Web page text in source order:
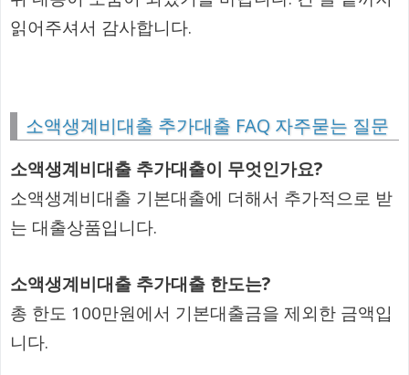
읽어주셔서 감사합니다.
소액생계비대출 추가대출 FAQ 자주묻는 질문
소액생계비대출 추가대출이 무엇인가요?
소액생계비대출 기본대출에 더해서 추가적으로 받
는 대출상품입니다.
소액생계비대출 추가대출 한도는?
총 한도 100만원에서 기본대출금을 제외한 금액입
니다.